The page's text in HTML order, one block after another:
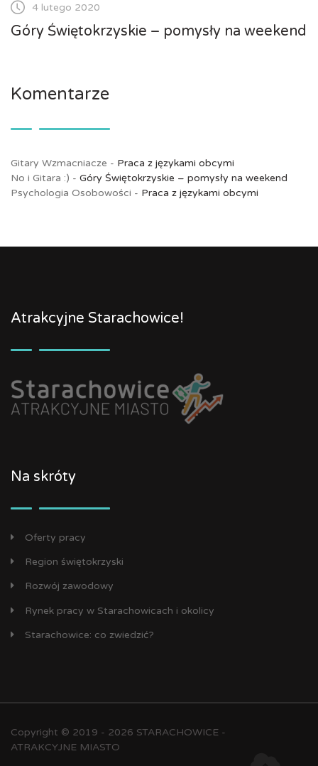
4 lutego 2020
Góry Świętokrzyskie – pomysły na weekend
Komentarze
Gitary Wzmacniacze - Praca z językami obcymi
No i Gitara :) - Góry Świętokrzyskie – pomysły na weekend
Psychologia Osobowości - Praca z językami obcymi
Atrakcyjne Starachowice!
Na skróty
Oferty pracy
Region świętokrzyski
Rozwój zawodowy
Rynek pracy w Starachowicach i okolicy
Starachowice: co zwiedzić?
Copyright © 2019 - 2026 STARACHOWICE -
ATRAKCYJNE MIASTO